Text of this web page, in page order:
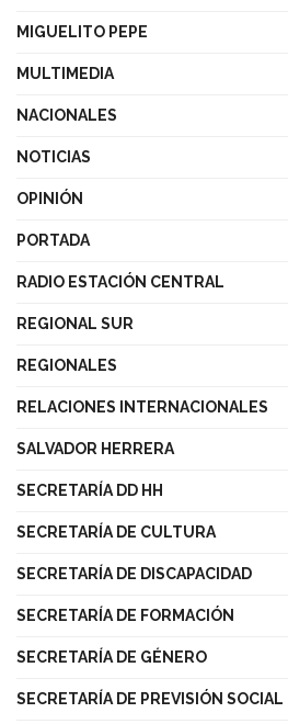
MIGUELITO PEPE
MULTIMEDIA
NACIONALES
NOTICIAS
OPINIÓN
PORTADA
RADIO ESTACIÓN CENTRAL
REGIONAL SUR
REGIONALES
RELACIONES INTERNACIONALES
SALVADOR HERRERA
SECRETARÍA DD HH
SECRETARÍA DE CULTURA
SECRETARÍA DE DISCAPACIDAD
SECRETARÍA DE FORMACIÓN
SECRETARÍA DE GÉNERO
SECRETARÍA DE PREVISIÓN SOCIAL